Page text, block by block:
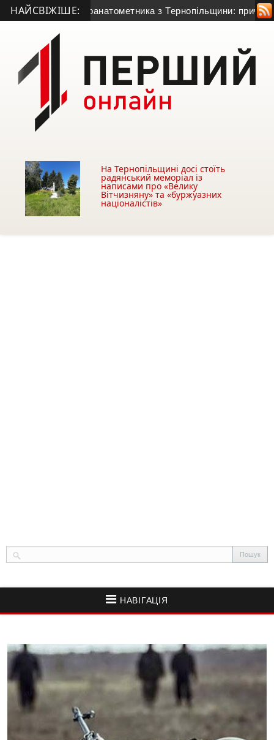
НАЙСВІЖІШЕ:
50-річного гранатометника з Тернопільщини: причина
На Тернопільщині досі стоїть
радянський меморіал із
написами про «Велику
Вітчизняну» та «буржуазних
націоналістів»
НАВІГАЦІЯ